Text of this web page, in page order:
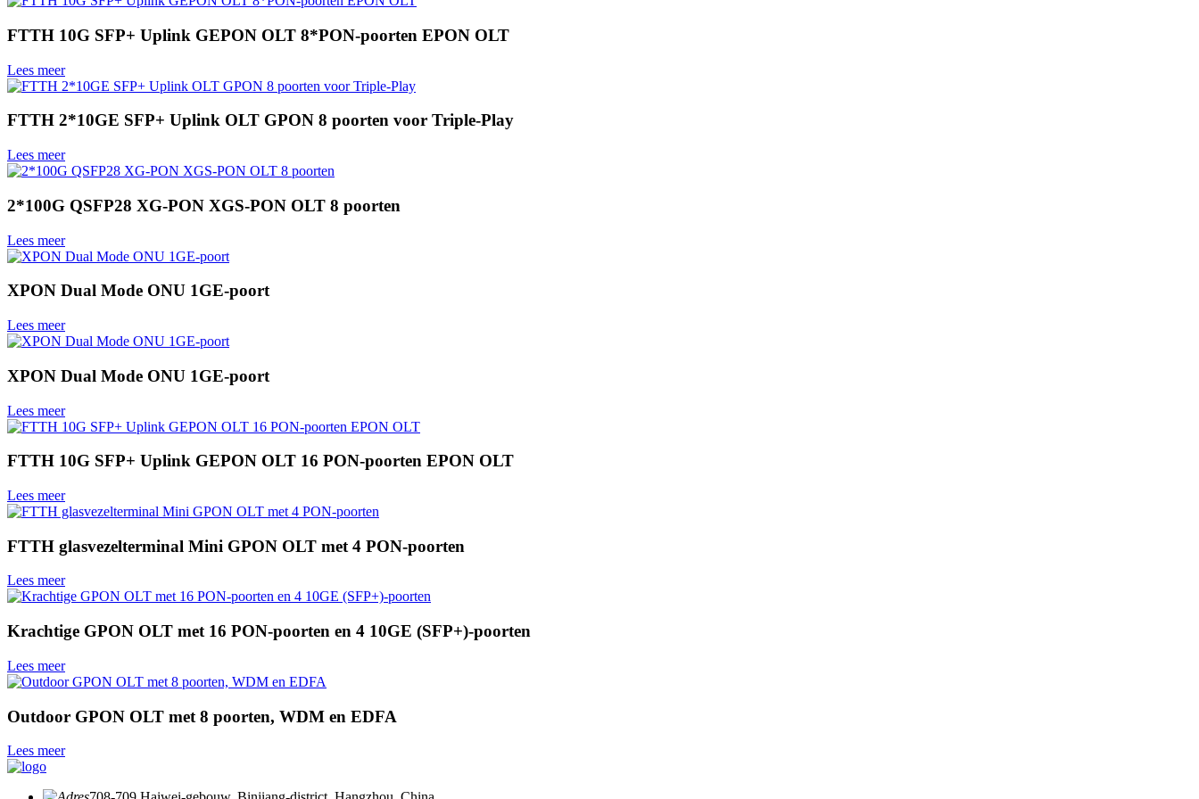
FTTH 10G SFP+ Uplink GEPON OLT 8*PON-poorten EPON OLT
Lees meer
FTTH 2*10GE SFP+ Uplink OLT GPON 8 poorten voor Triple-Play
Lees meer
2*100G QSFP28 XG-PON XGS-PON OLT 8 poorten
Lees meer
XPON Dual Mode ONU 1GE-poort
Lees meer
XPON Dual Mode ONU 1GE-poort
Lees meer
FTTH 10G SFP+ Uplink GEPON OLT 16 PON-poorten EPON OLT
Lees meer
FTTH glasvezelterminal Mini GPON OLT met 4 PON-poorten
Lees meer
Krachtige GPON OLT met 16 PON-poorten en 4 10GE (SFP+)-poorten
Lees meer
Outdoor GPON OLT met 8 poorten, WDM en EDFA
Lees meer